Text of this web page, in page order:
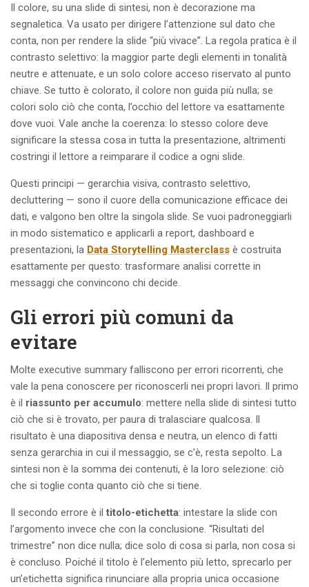
Il colore, su una slide di sintesi, non è decorazione ma
segnaletica. Va usato per dirigere l’attenzione sul dato che
conta, non per rendere la slide “più vivace”. La regola pratica è il
contrasto selettivo: la maggior parte degli elementi in tonalità
neutre e attenuate, e un solo colore acceso riservato al punto
chiave. Se tutto è colorato, il colore non guida più nulla; se
colori solo ciò che conta, l’occhio del lettore va esattamente
dove vuoi. Vale anche la coerenza: lo stesso colore deve
significare la stessa cosa in tutta la presentazione, altrimenti
costringi il lettore a reimparare il codice a ogni slide.
Questi principi — gerarchia visiva, contrasto selettivo,
decluttering — sono il cuore della comunicazione efficace dei
dati, e valgono ben oltre la singola slide. Se vuoi padroneggiarli
in modo sistematico e applicarli a report, dashboard e
presentazioni, la Data Storytelling Masterclass è costruita
esattamente per questo: trasformare analisi corrette in
messaggi che convincono chi decide.
Gli errori più comuni da
evitare
Molte executive summary falliscono per errori ricorrenti, che
vale la pena conoscere per riconoscerli nei propri lavori. Il primo
è il riassunto per accumulo: mettere nella slide di sintesi tutto
ciò che si è trovato, per paura di tralasciare qualcosa. Il
risultato è una diapositiva densa e neutra, un elenco di fatti
senza gerarchia in cui il messaggio, se c’è, resta sepolto. La
sintesi non è la somma dei contenuti, è la loro selezione: ciò
che si toglie conta quanto ciò che si tiene.
Il secondo errore è il titolo-etichetta: intestare la slide con
l’argomento invece che con la conclusione. “Risultati del
trimestre” non dice nulla; dice solo di cosa si parla, non cosa si
è concluso. Poiché il titolo è l’elemento più letto, sprecarlo per
un’etichetta significa rinunciare alla propria unica occasione